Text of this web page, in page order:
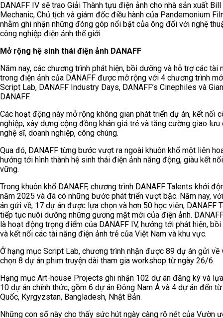
DANAFF IV sẽ trao Giải Thành tựu điện ảnh cho nhà sản xuất Bill
Mechanic, Chủ tịch và giám đốc điều hành của Pandemonium
nhằm ghi nhận những đóng góp nổi bật của ông đối với nghệ
công nghiệp điện ảnh thế giới.
Mở rộng hệ sinh thái điện ảnh DANAFF
Năm nay, các chương trình phát hiện, bồi dưỡng và hỗ trợ các tài
trong điện ảnh của DANAFF được mở rộng với 4 chương trình
Script Lab, DANAFF Industry Days, DANAFF’s Cinephiles và
DANAFF.
Các hoạt động này mở rộng không gian phát triển dự án, kết nối
nghiệp, xây dựng cộng đồng khán giả trẻ và tăng cường giao lưu
nghệ sĩ, doanh nghiệp, công chúng.
Qua đó, DANAFF từng bước vượt ra ngoài khuôn khổ một liên
hướng tới hình thành hệ sinh thái điện ảnh năng động, giàu kết
vững.
Trong khuôn khổ DANAFF, chương trình DANAFF Talents khởi
năm 2025 và đã có những bước phát triển vượt bậc. Năm nay,
án gửi về, 17 dự án được lựa chọn và hơn 50 học viên, DANAFF
tiếp tục nuôi dưỡng những gương mặt mới của điện ảnh.
là hoạt động trọng điểm của DANAFF IV, hướng tới phát hiện,
và kết nối các tài năng điện ảnh trẻ của Việt Nam và khu vực.
Ở hạng mục Script Lab, chương trình nhận được 89 dự án gửi về
chọn 8 dự án phim truyện dài tham gia workshop từ ngày 26/6.
Hạng mục Art-house Projects ghi nhận 102 dự án đăng ký và
10 dự án chính thức, gồm 6 dự án Đông Nam Á và 4 dự án đến từ
Quốc, Kyrgyzstan, Bangladesh, Nhật Bản.
Những con số này cho thấy sức hút ngày càng rõ nét của Vườn